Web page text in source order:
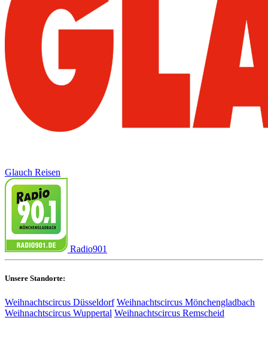
Glauch Reisen
Radio901
Unsere Standorte:
Weihnachtscircus Düsseldorf Weihnachtscircus Mönchengladbach
Weihnachtscircus Wuppertal Weihnachtscircus Remscheid